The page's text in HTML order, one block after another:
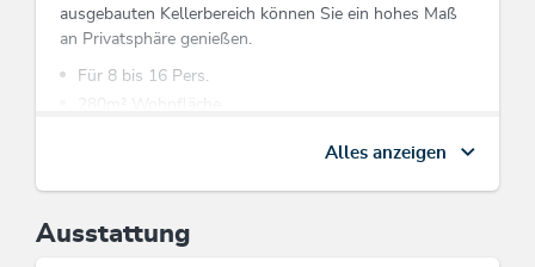
ausgebauten Kellerbereich können Sie ein hohes Maß
an Privatsphäre genießen.
Für 8 bis 16 Pers.
6 Bäder
Kicker, Tischtennis, Seminar-/Aufenthaltsraum
Alles anzeigen
Ausstattung